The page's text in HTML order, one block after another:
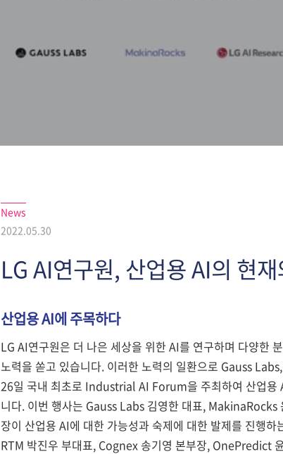
News
2022.05.30
LG AI연구원, 산업용 AI의 현
산업용 AI에 주목하다
LG AI연구원은 더 나은 세상을 위한 AI를 연구하며 다양한
노력을 쏟고 있습니다. 이러한 노력의 일환으로 Gauss
26일 국내 최초로 Industrial AI Forum을 주최하여 산업용
니다. 이번 행사는 Gauss Labs 김영한 대표,
장이 산업용 AI에 대한 가능성과 숙제에 대한 발제를 진행
RTM 박진우 부대표, Cognex 송기영 본부장, OnePredict